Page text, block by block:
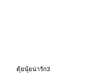
ตุ้ยนุ้ยน่ารัก3